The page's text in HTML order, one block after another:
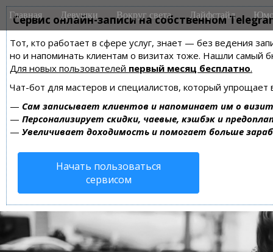
Сервис онлайн-записи на собственном
Тот, кто работает в сфере услуг, знает — без ведения
но и напоминать клиентам о визитах тоже. Нашли самый
Для новых пользователей первый месяц бесплатно.
Чат-бот для мастеров и специалистов, который упрощает
— Сам записывает клиентов и напоминает им о
— Персонализирует скидки, чаевые, кэшбэк и
— Увеличивает доходимость и помогает больше
Начать пользоваться
сервисом
M
a
n
m
e
n
u
i
Главная Девушки Вокруг света Лайфстайл